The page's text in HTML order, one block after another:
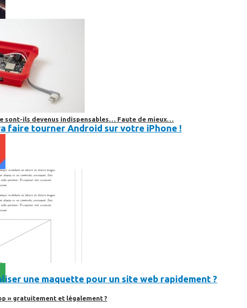
sont-ils devenus indispensables… Faute de mieux…
» gratuitement et légalement ?
faire tourner Android sur votre iPhone !
une maquette pour un site web rapidement ?